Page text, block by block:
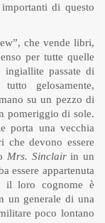
di questo
che vende libri,
per tutte quelle
ingiallite passate di
gelosamente,
su un pezzo di
pomeriggio di sole.
porta una vecchia
che devono essere
Mrs. Sinclairin un
essere appartenuta
il loro cognome è
un generale di una
poco lontano